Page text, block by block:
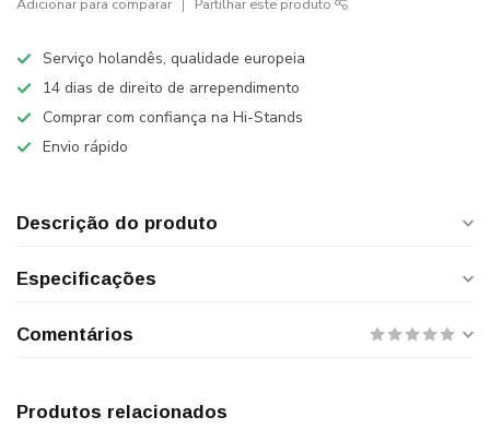
Adicionar para comparar Partilhar este produto
Serviço holandês, qualidade europeia
14 dias de direito de arrependimento
Comprar com confiança na Hi-Stands
Envio rápido
Descrição do produto
Especificações
Comentários
Produtos relacionados